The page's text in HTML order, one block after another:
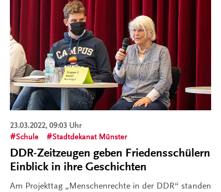
23.03.2022, 09:03 Uhr
Schule
Stadtdekanat Münster
DDR-Zeitzeugen geben Friedensschülern
Einblick in ihre Geschichten
Am Projekttag „Menschenrechte in der DDR“ standen